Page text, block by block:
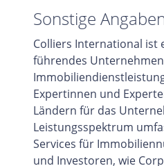
Sonstige
Colliers International ist
führendes
Expertinnen und
Ländern für das
Leistungsspektrum
Services für
und Investoren, wie